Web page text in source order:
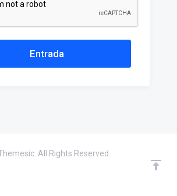
All Rights Reserved.